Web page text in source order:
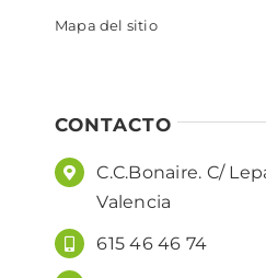
Mapa del sitio
CONTACTO
C.C.Bonaire. C/
Valencia
615 46 46 74